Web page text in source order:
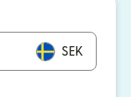
SEK